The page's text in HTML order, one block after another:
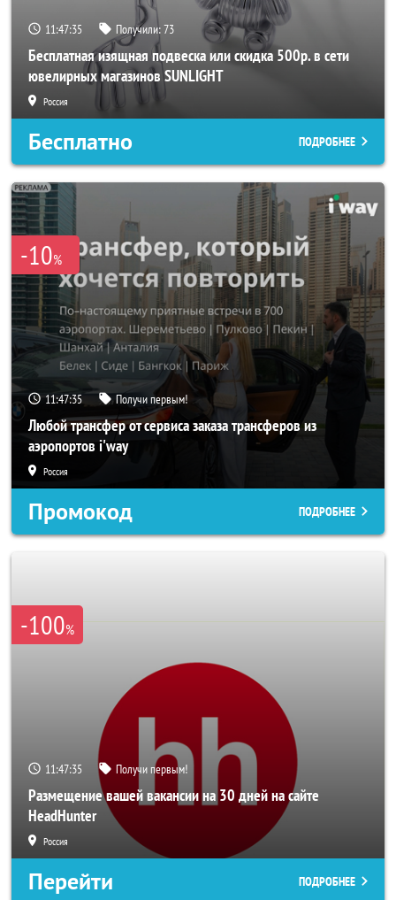
11:47:33 Получили:73
Бесплатная изящная подвеска или скидка 500р. в сети
ювелирных магазинов SUNLIGHT
Россия
Бесплатно ПОДРОБНЕЕ
-10%
11:47:33 Получи первым!
Любой трансфер от сервиса заказа трансферов из
аэропортов i'way
Россия
Промокод ПОДРОБНЕЕ
-100%
11:47:33 Получи первым!
Размещение вашей вакансии на 30 дней на сайте
HeadHunter
Россия
Перейти ПОДРОБНЕЕ